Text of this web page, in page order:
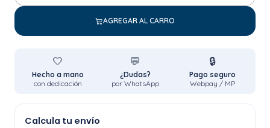
AGREGAR AL CARRO
🤍
Hecho a mano
con dedicación
💬
¿Dudas?
por WhatsApp
🔒
Pago seguro
Webpay / MP
Calcula tu envío